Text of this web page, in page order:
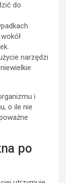
do
narzędzi
i
o ile nie
po